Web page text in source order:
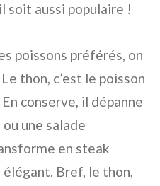
soit aussi populaire !
poissons préférés, on
Le thon, c’est le poisson
conserve, il dépanne
une salade
en steak
Bref, le thon,